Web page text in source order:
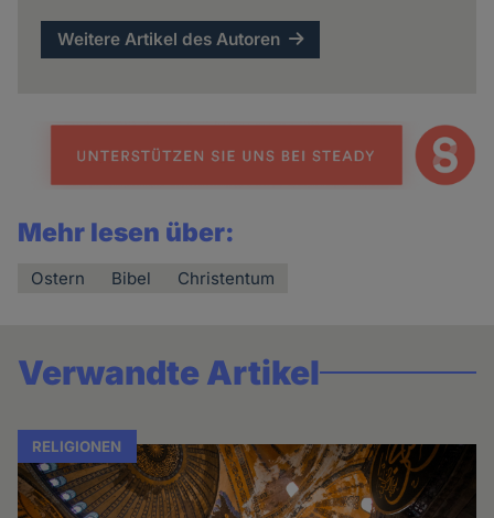
Weitere Artikel des Autoren
Mehr lesen über:
Ostern Bibel Christentum
Verwandte Artikel
RELIGIONEN